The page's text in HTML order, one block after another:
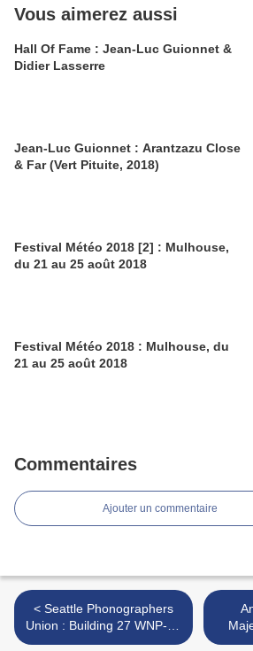
Vous aimerez aussi
Hall Of Fame : Jean-Luc Guionnet &
Didier Lasserre
Jean-Luc Guionnet : Arantzazu Close
& Far (Vert Pituite, 2018)
Festival Météo 2018 [2] : Mulhouse,
du 21 au 25 août 2018
Festival Météo 2018 : Mulhouse, du
21 au 25 août 2018
Commentaires
Ajouter un commentaire
< Seattle Phonographers
Union : Building 27 WNP-5 /
Greg Sinibaldi, Jesse
Kuba